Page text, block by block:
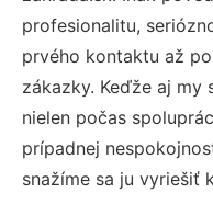
profesionalitu,
prvého kontaktu až
zákazky. Keďže aj my
nielen počas
prípadnej
snažíme sa ju vyriešiť